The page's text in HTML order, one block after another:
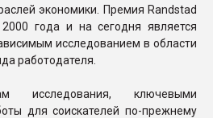
экономики. Премия Randstad
года и на сегодня является
исследованием в области
работодателя.
исследования, ключевыми
для соискателей по-прежнему